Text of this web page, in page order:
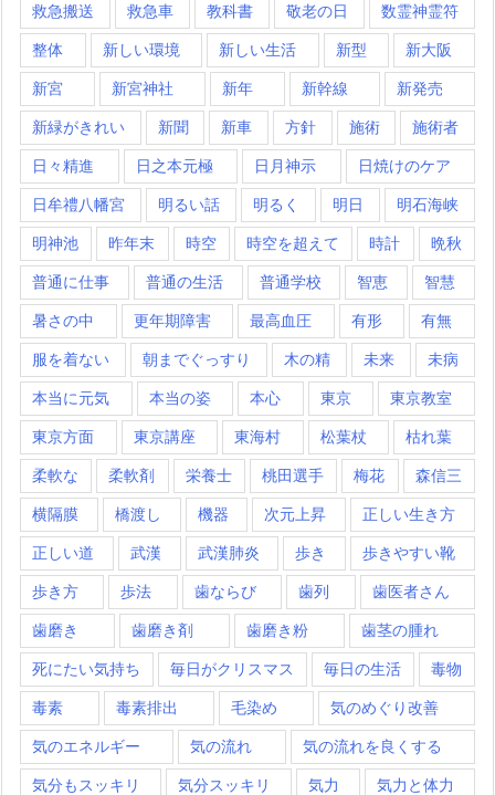
救急搬送 救急車 教科書 敬老の日 数霊神霊符
整体 新しい環境 新しい生活 新型 新大阪
新宮 新宮神社 新年 新幹線 新発売
新緑がきれい 新聞 新車 方針 施術 施術者
日々精進 日之本元極 日月神示 日焼けのケア
日牟禮八幡宮 明るい話 明るく 明日 明石海峡
明神池 昨年末 時空 時空を超えて 時計 晩秋
普通に仕事 普通の生活 普通学校 智恵 智慧
暑さの中 更年期障害 最高血圧 有形 有無
服を着ない 朝までぐっすり 木の精 未来 未病
本当に元気 本当の姿 本心 東京 東京教室
東京方面 東京講座 東海村 松葉杖 枯れ葉
柔軟な 柔軟剤 栄養士 桃田選手 梅花 森信三
横隔膜 橋渡し 機器 次元上昇 正しい生き方
正しい道 武漢 武漢肺炎 歩き 歩きやすい靴
歩き方 歩法 歯ならび 歯列 歯医者さん
歯磨き 歯磨き剤 歯磨き粉 歯茎の腫れ
死にたい気持ち 毎日がクリスマス 毎日の生活 毒物
毒素 毒素排出 毛染め 気のめぐり改善
気のエネルギー 気の流れ 気の流れを良くする
気分もスッキリ 気分スッキリ 気力 気力と体力